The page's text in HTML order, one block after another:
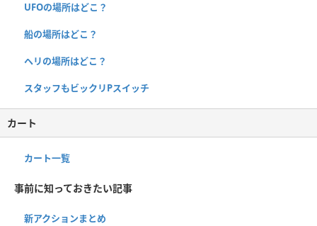
UFOの場所はどこ？
船の場所はどこ？
ヘリの場所はどこ？
スタッフもビックリPスイッチ
カート
カート一覧
事前に知っておきたい記事
新アクションまとめ